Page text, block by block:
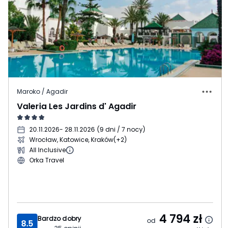
Maroko / Agadir
Valeria Les Jardins d' Agadir
20.11.2026- 28.11.2026 (9 dni / 7 nocy)
Wrocław, Katowice, Kraków(+2)
All Inclusive
Orka Travel
8.5 Bardzo dobry
od 4 794 zł